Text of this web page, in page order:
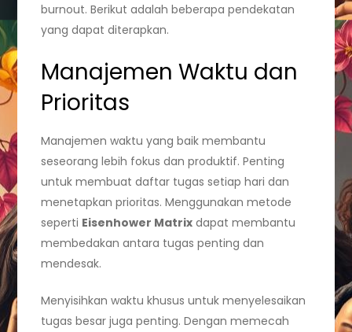
burnout. Berikut adalah beberapa pendekatan
yang dapat diterapkan.
Manajemen Waktu dan
Prioritas
Manajemen waktu yang baik membantu
seseorang lebih fokus dan produktif. Penting
untuk membuat daftar tugas setiap hari dan
menetapkan prioritas. Menggunakan metode
seperti Eisenhower Matrix dapat membantu
membedakan antara tugas penting dan
mendesak.
Menyisihkan waktu khusus untuk menyelesaikan
tugas besar juga penting. Dengan memecah